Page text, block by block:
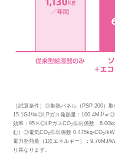
［試算条件］◎集熱パネル（PSP-200）
15.1GJ/年◎LPガス発熱量：100.4MJ/㎥
効率：95％◎LPガスCO2排出係数：
む）◎電気CO2排出係数 0.475kg-CO2/
電力発熱量（1次エネルギー）：9.76MJ/
り異なります。